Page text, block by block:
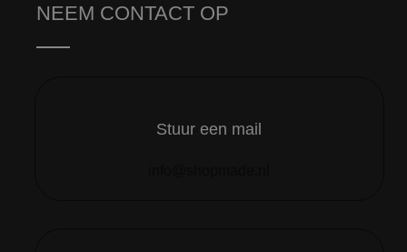
NEEM CONTACT OP
Stuur een mail